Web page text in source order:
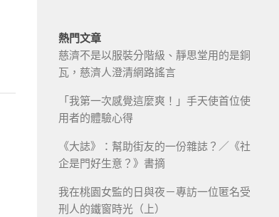
熱門文章
慈濟不是以服裝分階級、靜思堂用的是銅
瓦，慈濟人澄清網路謠言
「我第一次感覺這麼爽！」手天使首位使
用者的體驗心得
《大誌》：幫助街友的一份雜誌？／《社
企是門好生意？》書摘
我在桃園女監的日與夜－專訪一位匿名受
刑人的鐵窗時光（上）